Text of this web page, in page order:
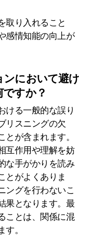
取り入れること
感情知能の向上が
において避け
すか？
ける一般的な誤り
リスニングの欠
が含まれます。
互作用や理解を妨
な手がかりを読み
とがよくありま
ングを行わないこ
果となります。最
ことは、関係に混
。